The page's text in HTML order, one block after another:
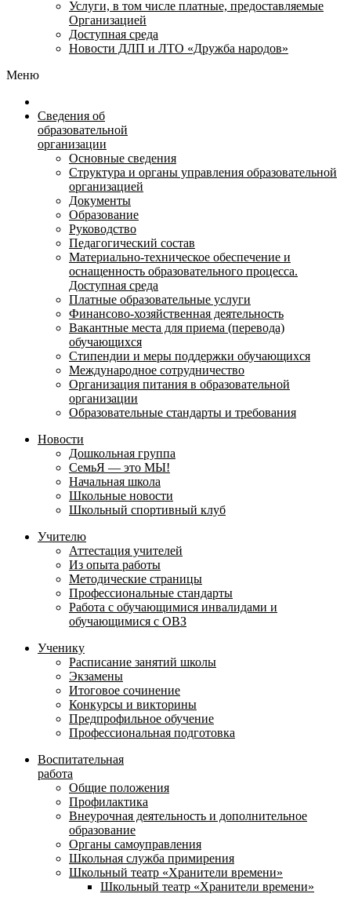
Услуги, в том числе платные, предоставляемые
Организацией
Доступная среда
Новости ДЛП и ЛТО «Дружба народов»
Меню
Сведения об
образовательной
организации
Основные сведения
Структура и органы управления образовательной
организацией
Документы
Образование
Руководство
Педагогический состав
Материально-техническое обеспечение и
оснащенность образовательного процесса.
Доступная среда
Платные образовательные услуги
Финансово-хозяйственная деятельность
Вакантные места для приема (перевода)
обучающихся
Стипендии и меры поддержки обучающихся
Международное сотрудничество
Организация питания в образовательной
организации
Образовательные стандарты и требования
Новости
Дошкольная группа
СемьЯ — это МЫ!
Начальная школа
Школьные новости
Школьный спортивный клуб
Учителю
Аттестация учителей
Из опыта работы
Методические страницы
Профессиональные стандарты
Работа с обучающимися инвалидами и
обучающимися с ОВЗ
Ученику
Расписание занятий школы
Экзамены
Итоговое сочинение
Конкурсы и викторины
Предпрофильное обучение
Профессиональная подготовка
Воспитательная
работа
Общие положения
Профилактика
Внеурочная деятельность и дополнительное
образование
Органы самоуправления
Школьная служба примирения
Школьный театр «Хранители времени»
Школьный театр «Хранители времени»